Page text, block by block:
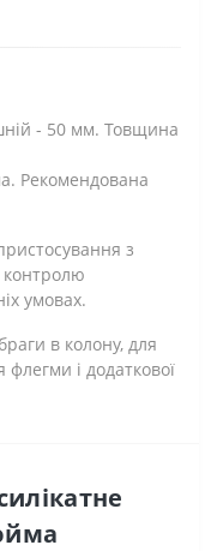
- 50 мм. Товщина
Рекомендована
з
контролю
умовах.
в колону, для
і додаткової